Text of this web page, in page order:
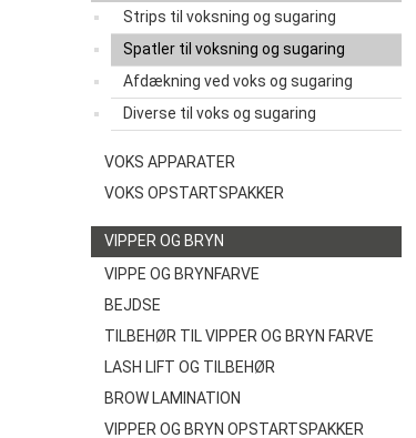
Strips til voksning og sugaring
Spatler til voksning og sugaring
Afdækning ved voks og sugaring
Diverse til voks og sugaring
VOKS APPARATER
VOKS OPSTARTSPAKKER
VIPPER OG BRYN
VIPPE OG BRYNFARVE
BEJDSE
TILBEHØR TIL VIPPER OG BRYN FARVE
LASH LIFT OG TILBEHØR
BROW LAMINATION
VIPPER OG BRYN OPSTARTSPAKKER